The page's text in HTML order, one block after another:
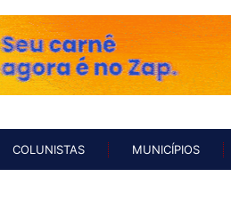
COLUNISTAS MUNICÍPIOS